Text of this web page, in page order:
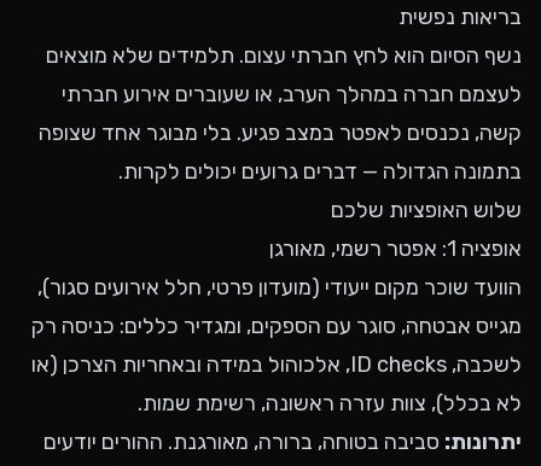
בריאות נפשית
נשף הסיום הוא לחץ חברתי עצום. תלמידים שלא מוצאים
לעצמם חברה במהלך הערב, או שעוברים אירוע חברתי
קשה, נכנסים לאפטר במצב פגיע. בלי מבוגר אחד שצופה
בתמונה הגדולה — דברים גרועים יכולים לקרות.
שלוש האופציות שלכם
אופציה 1: אפטר רשמי, מאורגן
הוועד שוכר מקום ייעודי (מועדון פרטי, חלל אירועים סגור),
מגייס אבטחה, סוגר עם הספקים, ומגדיר כללים: כניסה רק
לשכבה, ID checks, אלכוהול במידה ובאחריות הצרכן (או
לא בכלל), צוות עזרה ראשונה, רשימת שמות.
יתרונות: סביבה בטוחה, ברורה, מאורגנת. ההורים יודעים